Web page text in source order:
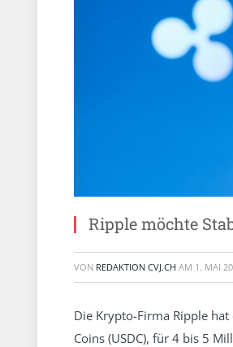
Ripple möchte
VON REDAKTION CVJ.CH AM 1. MAI
Die Krypto-Firma Ripple
Coins (USDC), für 4 bis 5